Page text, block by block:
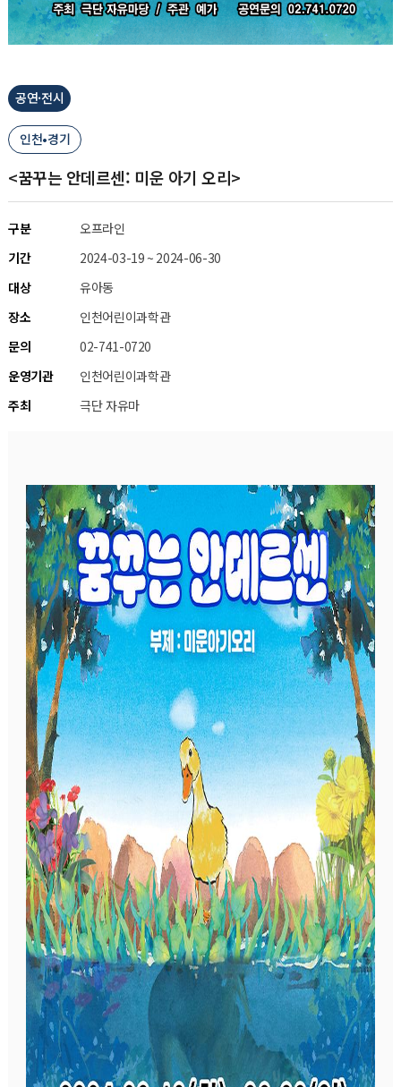
공연·전시
인천•경기
<꿈꾸는 안데르센: 미운 아기 오리>
구분
오프라인
기간
2024-03-19 ~ 2024-06-30
대상
유아동
장소
인천어린이과학관
문의
02-741-0720
운영기관
인천어린이과학관
주최
극단 자유마